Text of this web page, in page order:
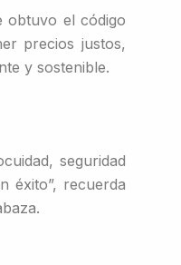
obtuvo el código
precios justos,
y sostenible.
seguridad
éxito”, recuerda